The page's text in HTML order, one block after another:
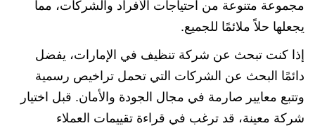
مجموعة متنوعة من احتياجات الأفراد والشركات، مما
يجعلها حلاً ملائمًا للجميع.
إذا كنت تبحث عن شركة تنظيف في الإمارات، يفضل
دائمًا البحث عن الشركات التي تحمل تراخيص رسمية
وتتبع معايير صارمة في مجال الجودة والأمان. قبل اختيار
شركة معينة، قد ترغب في قراءة تقييمات العملاء